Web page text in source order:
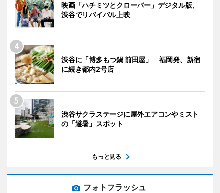
映画「ハチミツとクローバー」デジタル版、
渋谷でリバイバル上映
渋谷に「博多もつ鍋 前田屋」 福岡発、新宿
に続き都内2号店
渋谷サクラステージに屋外エアコンやミスト
の「避暑」スポット
もっと見る
フォトフラッシュ